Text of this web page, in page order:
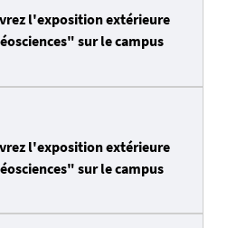
l'exposition extérieure
sur le campus
l'exposition extérieure
sur le campus